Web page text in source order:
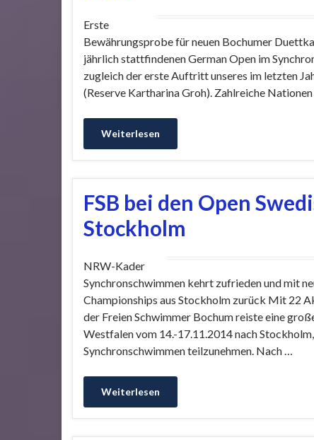
Erste
Bewährungsprobe für neuen Bochumer
jährlich stattfindenen German Open im
zugleich der erste Auftritt unseres im letzten
(Reserve Kartharina Groh). Zahlreiche
Weiterlesen
FSB bei den Open
Stockholm
NRW-Kader
Synchronschwimmen kehrt zufrieden und mit
Championships aus Stockholm zurück Mit 22
der Freien Schwimmer Bochum reiste eine
Westfalen vom 14.-17.11.2014 nach
Synchronschwimmen teilzunehmen. Nach …
Weiterlesen